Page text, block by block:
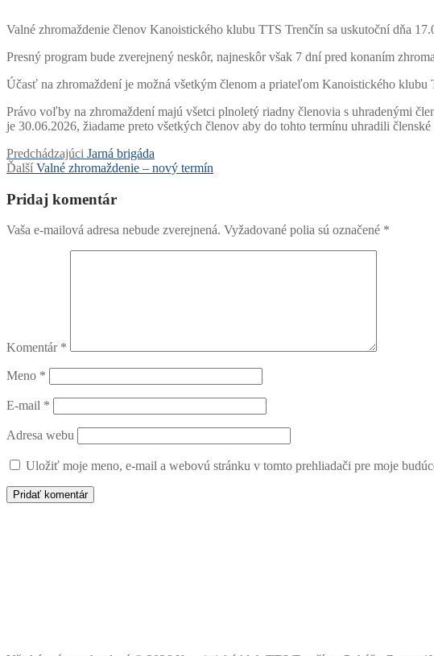
Valné zhromaždenie členov Kanoistického klubu TTS Trenčín sa uskutoční dňa
Presný program bude zverejnený neskôr, najneskôr však 7 dní pred konaním
Účasť na zhromaždení je možná všetkým členom a priateľom Kanoistického klubu
Právo voľby na zhromaždení majú všetci plnoletý riadny členovia s uhradenými
je 30.06.2026, žiadame preto všetkých členov aby do tohto termínu uhradili
Navigácia
v
článku
Predchádzajúci Predchádzajúci
článok:
Jarná brigáda
Ďalší Ďalší
Valné zhromaždenie – nový termín
Pridaj komentár
Vaša e-mailová adresa nebude zverejnená. Vyžadované polia sú označené *
Komentár *
Meno *
E-mail *
Adresa webu
Uložiť moje meno, e-mail a webovú stránku v tomto prehliadači pre moje